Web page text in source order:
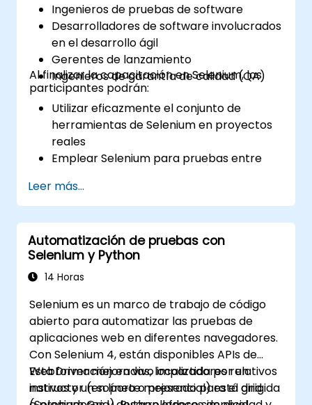
Ingenieros de pruebas de software
Desarrolladores de software involucrados
en el desarrollo ágil
Gerentes de lanzamiento
Ingenieros de garantía de calidad (QA)
Al finalizar la capacitación en Selenium, los
participantes podrán:
Utilizar eficazmente el conjunto de
herramientas de Selenium en proyectos
reales
Emplear Selenium para pruebas entre
Distribuir las pruebas usando Selenium
Grid
Ejecutar pruebas de regresión con
Selenium en Jenkins
Preparar informes de pruebas e informes
periódicos mediante Jenkins
Leer más...
Automatización de pruebas con
Selenium y Python
14 Horas
Selenium es un marco de trabajo de código
abierto para automatizar las pruebas de
aplicaciones web en diferentes navegadores.
Con Selenium 4, están disponibles APIs de
WebDriver mejoradas, localizadores relativos
nativos y un soporte mejorado para el grid
Esta formación en vivo impartida por un
instructor (en línea o presencial) está dirigida